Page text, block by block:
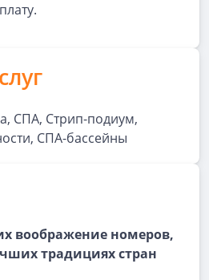
СПА, Стрип-подиум,
СПА-бассейны
воображение номеров,
традициях стран